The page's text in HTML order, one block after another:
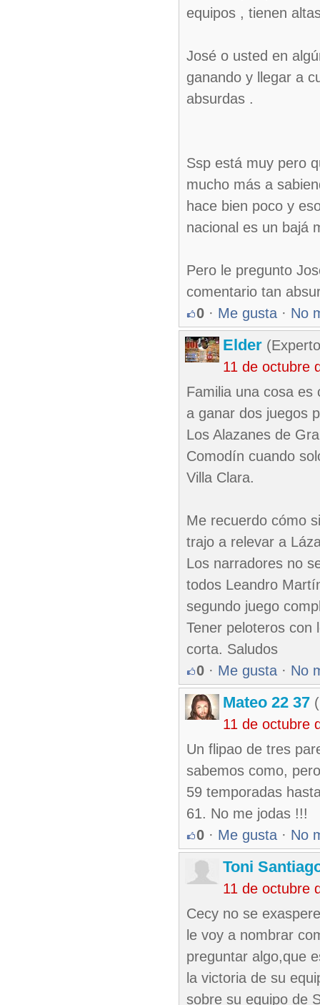
equipos , tienen
José o usted en
ganando y llegar a
absurdas .
Ssp está muy pero
mucho más a
hace bien poco y
nacional es un bajá
Pero le pregunto
comentario tan
0 · Me gusta · No
Elder
11 de octubre
Familia una cosa
a ganar dos juegos
Los Alazanes de
Comodín cuando
Villa Clara.
Me recuerdo cómo
trajo a relevar a
Los narradores no
todos Leandro
segundo juego
Tener peloteros con
corta. Saludos
0 · Me gusta · No
Mateo 22 37
11 de octubre
Un flipao de tres
sabemos como,
59 temporadas
61. No me jodas !!!
0 · Me gusta · No
Toni
11 de octubre
Cecy no se
le voy a nombrar
preguntar algo,que
la victoria de su
sobre su equipo de